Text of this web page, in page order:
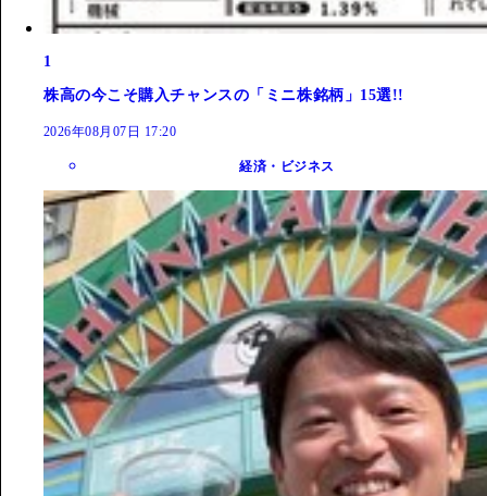
1
株高の今こそ購入チャンスの「ミニ株銘柄」15選!!
2026年08月07日 17:20
経済・ビジネス